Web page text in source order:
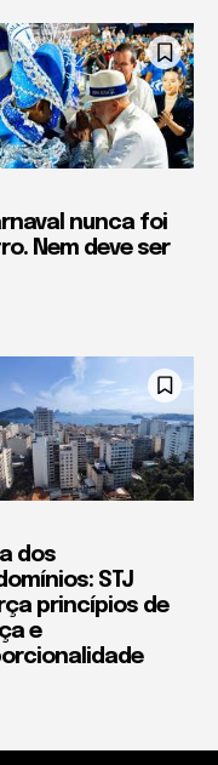
nunca foi
Nem deve ser
dos
STJ
princípios de
e